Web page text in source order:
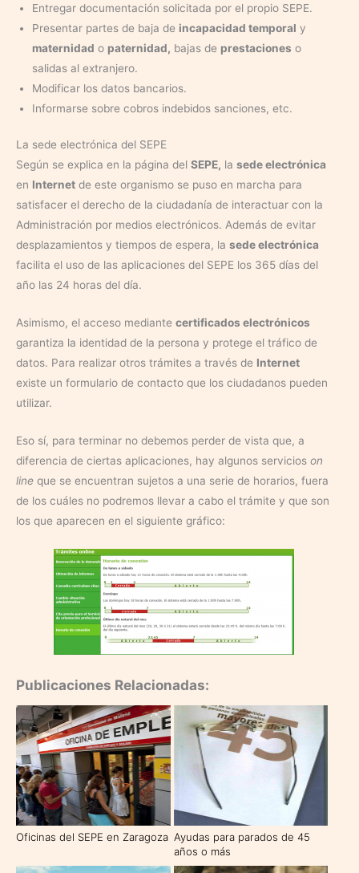
Entregar documentación solicitada por el propio SEPE.
Presentar partes de baja de incapacidad temporal y
maternidad o paternidad, bajas de prestaciones o
salidas al extranjero.
Modificar los datos bancarios.
Informarse sobre cobros indebidos sanciones, etc.
La sede electrónica del SEPE
Según se explica en la página del SEPE, la sede electrónica
en Internet de este organismo se puso en marcha para
satisfacer el derecho de la ciudadanía de interactuar con la
Administración por medios electrónicos. Además de evitar
desplazamientos y tiempos de espera, la sede electrónica
facilita el uso de las aplicaciones del SEPE los 365 días del
año las 24 horas del día.
Asimismo, el acceso mediante certificados electrónicos
garantiza la identidad de la persona y protege el tráfico de
datos. Para realizar otros trámites a través de Internet
existe un formulario de contacto que los ciudadanos pueden
utilizar.
Eso sí, para terminar no debemos perder de vista que, a
diferencia de ciertas aplicaciones, hay algunos servicios on
line que se encuentran sujetos a una serie de horarios, fuera
de los cuáles no podremos llevar a cabo el trámite y que son
los que aparecen en el siguiente gráfico:
Publicaciones Relacionadas:
Oficinas del SEPE en Zaragoza Ayudas para parados de 45
años o más